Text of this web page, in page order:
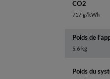
CO2
717 g/kWh
Poids de
5.6 kg
Poids du